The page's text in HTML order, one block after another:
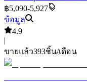
฿5,090-5,927
ข้อมูล
4.9
|
ขายแล้ว393ชิ้น/เดือน